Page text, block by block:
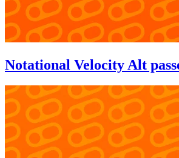
Notational Velocity Alt